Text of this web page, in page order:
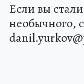
Если вы
необычного,